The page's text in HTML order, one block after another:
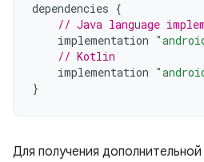
dependencies {
// Java language
implementation
// Kotlin
implementation
}
Для получения